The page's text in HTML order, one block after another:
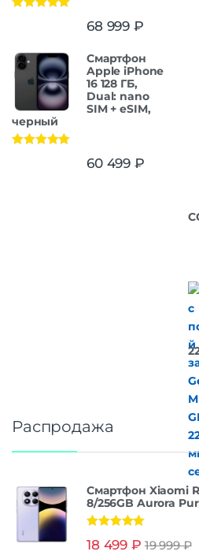
68 999 ₽
Смартфон
Apple iPhone
16 128 ГБ,
Dual: nano
SIM + eSIM,
черный
60 499 ₽
Распродажа
Смартфон Xiaomi
8/256GB Aurora
из 5
18 499 ₽ 19 999₽